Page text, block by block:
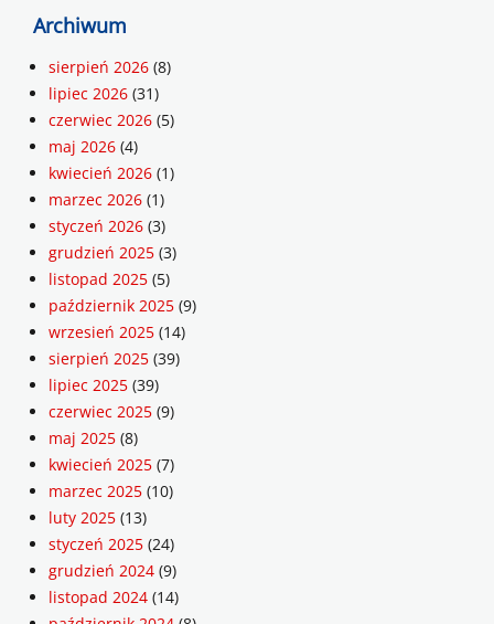
Archiwum
sierpień 2026 (8)
lipiec 2026 (31)
czerwiec 2026 (5)
maj 2026 (4)
kwiecień 2026 (1)
marzec 2026 (1)
styczeń 2026 (3)
grudzień 2025 (3)
listopad 2025 (5)
październik 2025 (9)
wrzesień 2025 (14)
sierpień 2025 (39)
lipiec 2025 (39)
czerwiec 2025 (9)
maj 2025 (8)
kwiecień 2025 (7)
marzec 2025 (10)
luty 2025 (13)
styczeń 2025 (24)
grudzień 2024 (9)
listopad 2024 (14)